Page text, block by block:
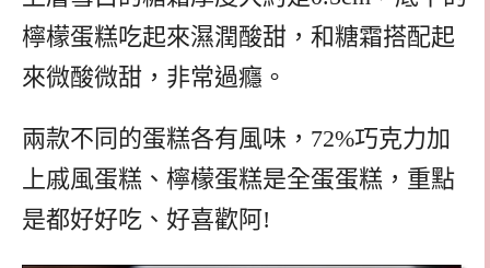
檸檬蛋糕吃起來濕潤酸甜，和糖霜搭配起
來微酸微甜，非常過癮。
兩款不同的蛋糕各有風味，72%巧克力加
上戚風蛋糕、檸檬蛋糕是全蛋蛋糕，重點
是都好好吃、好喜歡阿!